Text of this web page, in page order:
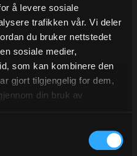
å levere sosiale
trafikken vår. Vi deler
du bruker nettstedet
sosiale medier,
som kan kombinere den
gjort tilgjengelig for dem,
din bruk av